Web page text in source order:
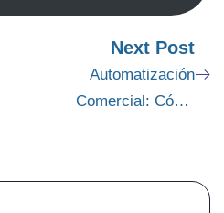
Next Post
Automatización
Comercial: Cómo